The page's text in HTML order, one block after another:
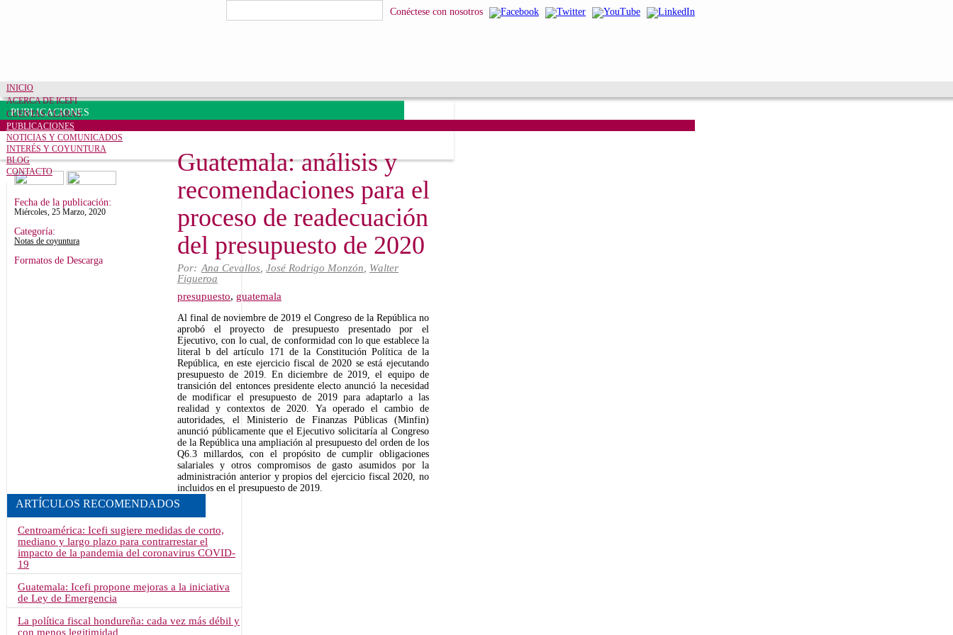
Conéctese con nosotros
INICIO
ACERCA DE ICEFI
CUENTAS CLARAS
PUBLICACIONES
NOTICIAS Y COMUNICADOS
INTERÉS Y COYUNTURA
BLOG
CONTACTO
PUBLICACIONES
Fecha de la publicación:
Miércoles, 25 Marzo, 2020
Categoría:
Notas de coyuntura
Formatos de Descarga
Guatemala: análisis y
recomendaciones para el
proceso de readecuación
del presupuesto de 2020
Por: Ana Cevallos José Rodrigo Monzón
Walter
Figueroa
presupuesto, guatemala
Al final de noviembre de 2019 el Congreso de la República no
aprobó el proyecto de presupuesto presentado por el
Ejecutivo, con lo cual, de conformidad con lo que establece la
literal b del artículo 171 de la Constitución Política de la
República, en este ejercicio fiscal de 2020 se está ejecutando
presupuesto de 2019. En diciembre de 2019, el equipo de
transición del entonces presidente electo anunció la necesidad
de modificar el presupuesto de 2019 para adaptarlo a las
realidad y contextos de 2020. Ya operado el cambio de
autoridades, el Ministerio de Finanzas Públicas (Minfin)
anunció públicamente que el Ejecutivo solicitaría al Congreso
de la República una ampliación al presupuesto del orden de los
Q6.3 millardos, con el propósito de cumplir obligaciones
salariales y otros compromisos de gasto asumidos por la
administración anterior y propios del ejercicio fiscal 2020, no
incluidos en el presupuesto de 2019.
ARTÍCULOS RECOMENDADOS
Centroamérica: Icefi sugiere medidas de corto,
mediano y largo plazo para contrarrestar el
impacto de la pandemia del coronavirus COVID-
19
Guatemala: Icefi propone mejoras a la iniciativa
de Ley de Emergencia
La política fiscal hondureña: cada vez más débil y
con menos legitimidad